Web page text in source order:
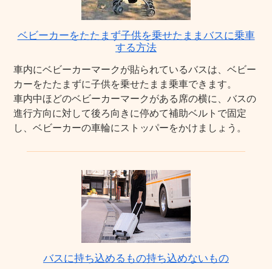
ベビーカーをたたまず子供を乗せたままバスに乗車
する方法
車内にベビーカーマークが貼られているバスは、ベビー
カーをたたまずに子供を乗せたまま乗車できます。
車内中ほどのベビーカーマークがある席の横に、バスの
進行方向に対して後ろ向きに停めて補助ベルトで固定
し、ベビーカーの車輪にストッパーをかけましょう。
バスに持ち込めるもの持ち込めないもの